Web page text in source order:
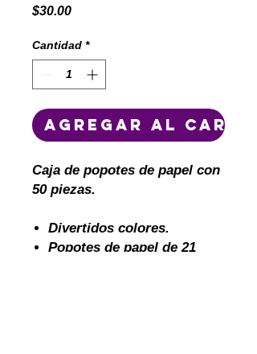
$30.00Precio
Cantidad *
Agregar al
Caja de popotes de papel con
50 piezas.
Divertidos colores.
Popotes de papel de 21